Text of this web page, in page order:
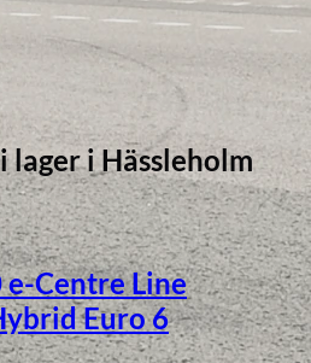
lageri Hässleholm
e-Centre Line
Euro 6